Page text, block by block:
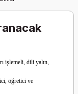
işlemeli, dili yalın,
öğretici ve